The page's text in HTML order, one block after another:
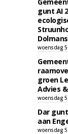
gunt AI
woensdag
groen
Advies
woensdag
Dar
aan
woensdag